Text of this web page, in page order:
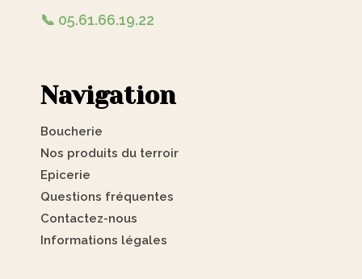
📞 05.61.66.19.22
Navigation
Boucherie
Nos produits du terroir
Epicerie
Questions fréquentes
Contactez-nous
Informations légales